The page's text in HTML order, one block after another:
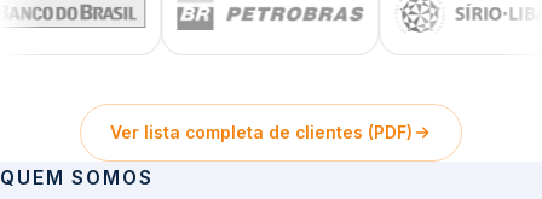
Ver lista completa de clientes (PDF)
QUEM SOMOS